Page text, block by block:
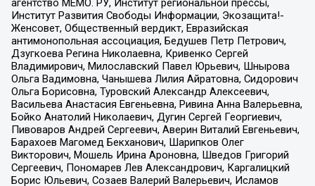
агентство МЕМО. РУ, Институт региональной прессы,
Институт Развития Свободы Информации, Экозащита!-
Женсовет, Общественный вердикт, Евразийская
антимонопольная ассоциация, Бедушев Петр Петрович,
Дзугкоева Регина Николаевна, Кривенко Сергей
Владимирович, Милославский Павел Юрьевич, Шнырова
Ольга Вадимовна, Чанышева Лилия Айратовна, Сидорович
Ольга Борисовна, Туровский Александр Алексеевич,
Васильева Анастасия Евгеньевна, Ривина Анна Валерьевна,
Бойко Анатолий Николаевич, Дугин Сергей Георгиевич,
Пивоваров Андрей Сергеевич, Аверин Виталий Евгеньевич,
Барахоев Магомед Бекханович, Шарипков Олег
Викторович, Мошель Ирина Ароновна, Шведов Григорий
Сергеевич, Пономарев Лев Александрович, Каргалицкий
Борис Юльевич, Созаев Валерий Валерьевич, Исламов